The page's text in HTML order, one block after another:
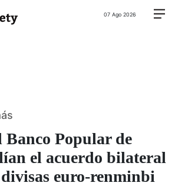
07 Ago 2026
Popular de
el acuerdo bilateral
euro-renminbi